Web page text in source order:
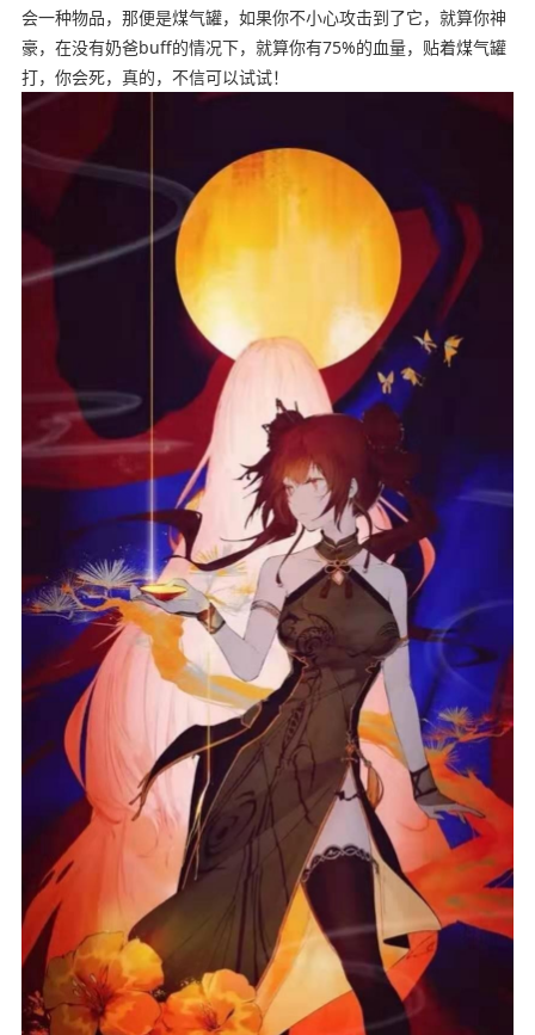
会一种物品，那便是煤气罐，如果你不小心攻击到了它，就算你神
豪，在没有奶爸buff的情况下，就算你有75%的血量，贴着煤气罐
打，你会死，真的，不信可以试试！